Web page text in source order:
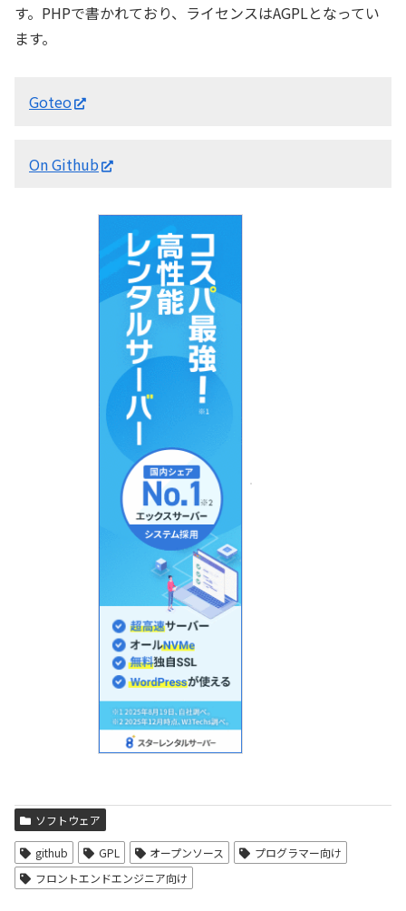
す。PHPで書かれており、ライセンスはAGPLとなってい
ます。
Goteo
On Github
ソフトウェア
github GPL オープンソース
プログラマー向け
フロントエンドエンジニア向け